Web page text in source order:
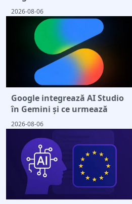
2026-08-06
Google integrează AI Studio
în Gemini și ce urmează
2026-08-06